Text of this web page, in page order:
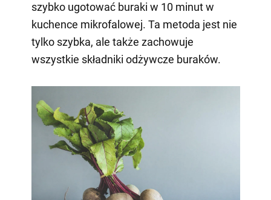
szybko ugotować buraki w 10 minut w
kuchence mikrofalowej. Ta metoda jest nie
tylko szybka, ale także zachowuje
wszystkie składniki odżywcze buraków.